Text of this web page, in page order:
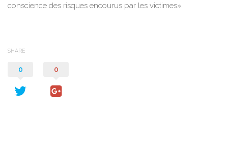
conscience des risques encourus par les victimes».
SHARE
0 0